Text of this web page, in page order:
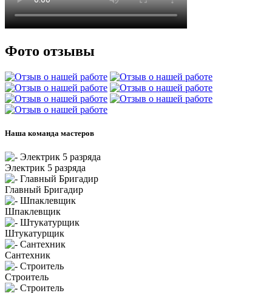
Фото отзывы
Наша команда мастеров
Электрик 5 разряда
Главный Бригадир
Шпаклевщик
Штукатурщик
Сантехник
Строитель